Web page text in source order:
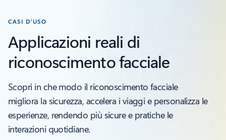
CASI D'USO
Applicazioni reali di
riconoscimento facciale
Scopri in che modo il riconoscimento facciale
migliora la sicurezza, accelera i viaggi e personalizza le
esperienze, rendendo più sicure e pratiche le
interazioni quotidiane.